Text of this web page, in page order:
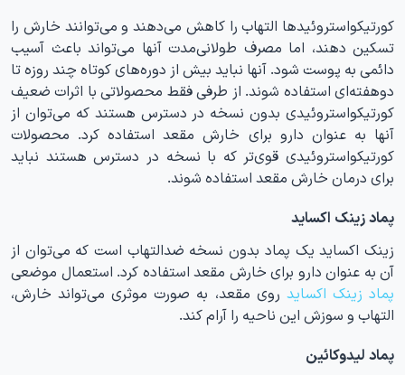
کورتیکواستروئیدها التهاب را کاهش می‌دهند و می‌توانند خارش را
تسکین دهند، اما مصرف طولانی‌مدت آنها می‌تواند باعث آسیب
دائمی به پوست شود. آنها نباید بیش از دوره‌های کوتاه چند روزه تا
دوهفته‌ای استفاده شوند. از طرفی فقط محصولاتی با اثرات ضعیف
کورتیکواستروئیدی بدون نسخه در دسترس هستند که می‌توان از
آنها به عنوان دارو برای خارش مقعد استفاده کرد. محصولات
کورتیکواستروئیدی قوی‌تر که با نسخه در دسترس هستند نباید
برای درمان خارش مقعد استفاده شوند.
پماد زینک اکساید
زینک اکساید یک پماد بدون نسخه ضدالتهاب است که می‌توان از
آن به عنوان دارو برای خارش مقعد استفاده کرد. استعمال موضعی
پماد زینک اکساید روی مقعد، به صورت موثری می‌تواند خارش،
التهاب و سوزش این ناحیه را آرام کند.
پماد لیدوکائین